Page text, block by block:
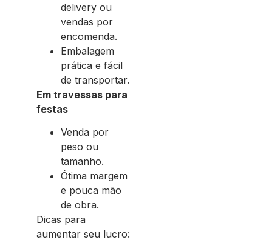
delivery ou
vendas por
encomenda.
Embalagem
prática e fácil
de transportar.
Em travessas para
festas
Venda por
peso ou
tamanho.
Ótima margem
e pouca mão
de obra.
Dicas para
aumentar seu lucro: